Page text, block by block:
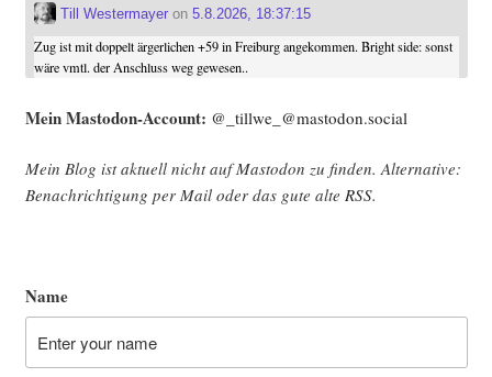
Till Westermayeron 5.8.2026, 18:37:15
Zug ist mit doppelt ärgerlichen +59 in Freiburg angekommen. Bright side: sonst
wäre vmtl. der Anschluss weg gewesen..
Mein Mast­o­don-Account: @_tillwe_@mastodon.social
Mein Blog ist aktu­ell nicht auf Mast­o­don zu fin­den. Alter­na­ti­ve:
Benach­rich­ti­gung per Mail oder das gute alte RSS.
Name